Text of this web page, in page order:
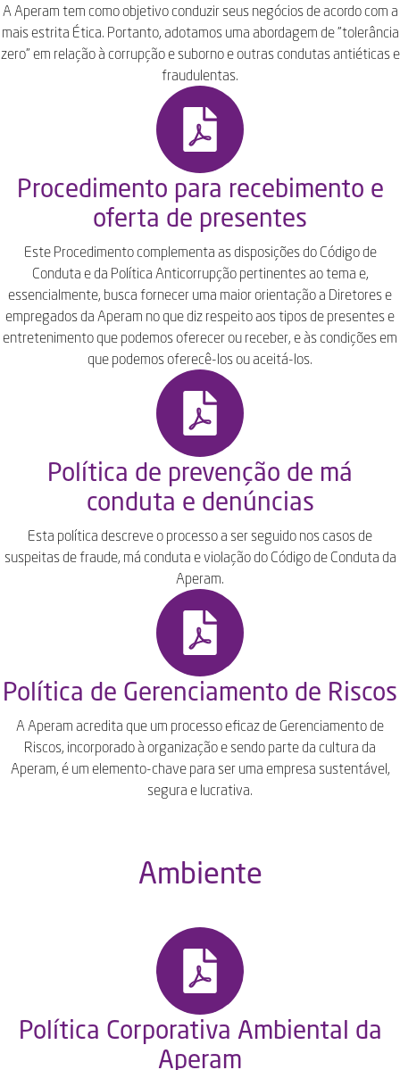
A Aperam tem como objetivo conduzir seus negócios de acordo com a
mais estrita Ética. Portanto, adotamos uma abordagem de "tolerância
zero" em relação à corrupção e suborno e outras condutas antiéticas e
fraudulentas.
Procedimento para recebimento e
oferta de presentes
Este Procedimento complementa as disposições do Código de
Conduta e da Política Anticorrupção pertinentes ao tema e,
essencialmente, busca fornecer uma maior orientação a Diretores e
empregados da Aperam no que diz respeito aos tipos de presentes e
entretenimento que podemos oferecer ou receber, e às condições em
que podemos oferecê-los ou aceitá-los.
Política de prevenção de má
conduta e denúncias
Esta política descreve o processo a ser seguido nos casos de
suspeitas de fraude, má conduta e violação do Código de Conduta da
Aperam.
Política de Gerenciamento de Riscos
A Aperam acredita que um processo eficaz de Gerenciamento de
Riscos, incorporado à organização e sendo parte da cultura da
Aperam, é um elemento-chave para ser uma empresa sustentável,
segura e lucrativa.
Ambiente
Política Corporativa Ambiental da
Aperam